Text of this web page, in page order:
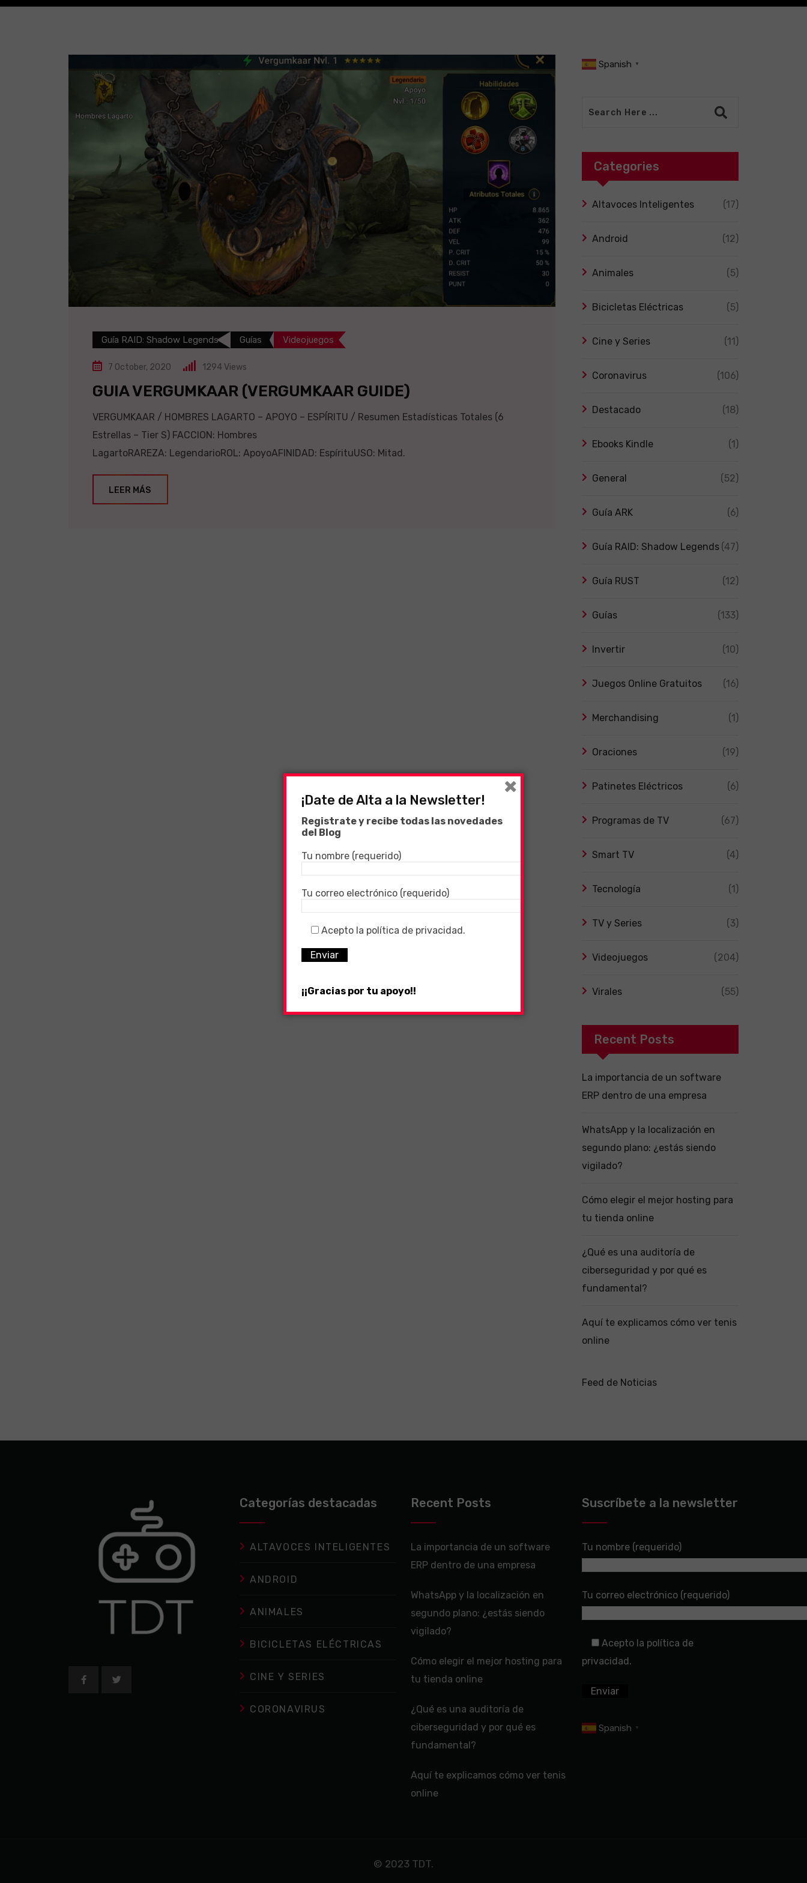
Guía RAID: Shadow Legends Guías Videojuegos
7 October, 2020 1294 Views
GUIA VERGUMKAAR (VERGUMKAAR GUIDE)
VERGUMKAAR / HOMBRES LAGARTO – APOYO – ESPÍRITU / Resumen Estadísticas Totales (6
Estrellas – Tier S) FACCION: Hombres
LagartoRAREZA: LegendarioROL: ApoyoAFINIDAD: EspírituUSO: Mitad.
LEER MÁS
Spanish ▼
Categories
Altavoces Inteligentes (17)
Android (12)
Animales (5)
Bicicletas Eléctricas (5)
Cine y Series (11)
Coronavirus (106)
Destacado (18)
Ebooks Kindle (1)
General (52)
Guía ARK (6)
Guía RAID: Shadow Legends (47)
Guía RUST (12)
Guías (133)
Invertir (10)
Juegos Online Gratuitos (16)
Merchandising (1)
Oraciones (19)
Patinetes Eléctricos (6)
Programas de TV (67)
Smart TV (4)
Tecnología (1)
TV y Series (3)
Videojuegos (204)
Virales (55)
Recent Posts
La importancia de un software
ERP dentro de una empresa
WhatsApp y la localización en
segundo plano: ¿estás siendo
vigilado?
Cómo elegir el mejor hosting para
tu tienda online
¿Qué es una auditoría de
ciberseguridad y por qué es
fundamental?
Aquí te explicamos cómo ver tenis
online
Feed de Noticias
Categorías destacadas
ALTAVOCES INTELIGENTES
ANDROID
ANIMALES
BICICLETAS ELÉCTRICAS
CINE Y SERIES
CORONAVIRUS
Recent Posts
La importancia de un software
ERP dentro de una empresa
WhatsApp y la localización en
segundo plano: ¿estás siendo
vigilado?
Cómo elegir el mejor hosting para
tu tienda online
¿Qué es una auditoría de
ciberseguridad y por qué es
fundamental?
Aquí te explicamos cómo ver tenis
online
Suscríbete a la newsletter
Tu nombre (requerido)
Tu correo electrónico (requerido)
Acepto la política de
privacidad.
Spanish ▼
© 2023 TDT.
¡Date de Alta a la Newsletter!
Registrate y recibe todas las novedades
del Blog
Tu nombre (requerido)
Tu correo electrónico (requerido)
Acepto la política de privacidad.
¡¡Gracias por tu apoyo!!
×